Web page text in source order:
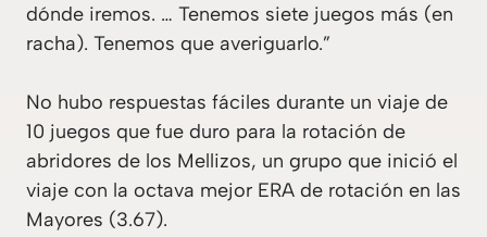
dónde iremos. … Tenemos siete juegos más (en
racha). Tenemos que averiguarlo.”
No hubo respuestas fáciles durante un viaje de
10 juegos que fue duro para la rotación de
abridores de los Mellizos, un grupo que inició el
viaje con la octava mejor ERA de rotación en las
Mayores (3.67).